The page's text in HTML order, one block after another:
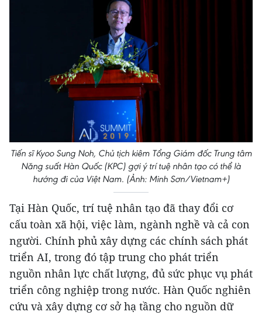
Tiến sĩ Kyoo Sung Noh, Chủ tịch kiêm Tổng Giám đốc Trung tâm
Năng suất Hàn Quốc (KPC) gợi ý trí tuệ nhân tạo có thể là
hướng đi của Việt Nam. (Ảnh: Minh Sơn/Vietnam+)
Tại Hàn Quốc, trí tuệ nhân tạo đã thay đổi cơ
cấu toàn xã hội, việc làm, ngành nghề và cả con
người. Chính phủ xây dựng các chính sách phát
triển AI, trong đó tập trung cho phát triển
nguồn nhân lực chất lượng, đủ sức phục vụ phát
triển công nghiệp trong nước. Hàn Quốc nghiên
cứu và xây dựng cơ sở hạ tầng cho nguồn dữ